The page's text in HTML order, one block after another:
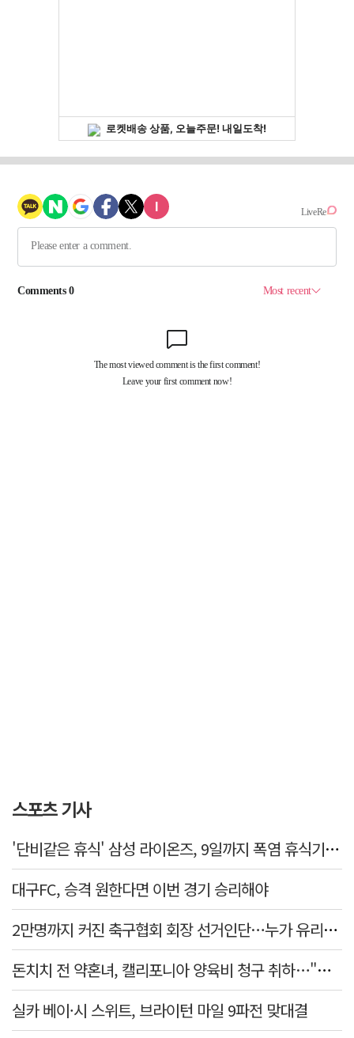
스포츠 기사
'단비같은 휴식' 삼성 라이온즈, 9일까지 폭염 휴식기에 재정비
대구FC, 승격 원한다면 이번 경기 승리해야
2만명까지 커진 축구협회 회장 선거인단…누가 유리할까
돈치치 전 약혼녀, 캘리포니아 양육비 청구 취하…"합의로 해결"
실카 베이·시 스위트, 브라이턴 마일 9파전 맞대결